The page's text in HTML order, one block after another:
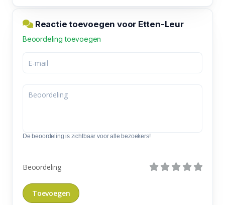
Reactie toevoegen voor Etten-Leur
Beoordeling toevoegen
De beoordeling is zichtbaar voor alle bezoekers!
Beoordeling